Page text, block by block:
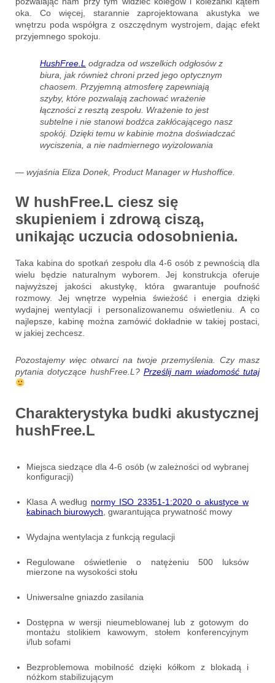
oka. Co więcej, starannie zaprojektowana akustyka we
wnętrzu poda współgra z oszczędnym wystrojem, dając efekt
przyjemnego spokoju.
HushFree.L odgradza od wszelkich odgłosów z
biura, jak również chroni przed jego optycznym
chaosem. Przyjemną atmosferę zapewniają
szyby, które pozwalają zachować wrażenie
łączności z resztą zespołu. Wrażenie to jest
subtelne i nie stanowi bodźca zakłócającego nasz
spokój. Dzięki temu w kabinie można doświadczać
wyciszenia, a nie nadmiernego wyizolowania
— wyjaśnia Eliza Donek, Product Manager w Hushoffice.
W hushFree.L ciesz się
skupieniem i zdrową ciszą,
unikając uczucia odosobnienia.
Taka kabina do spotkań zespołu dla 4-6 osób z pewnością dla
wielu będzie naturalnym wyborem. Jej konstrukcja oferuje
najwyższej jakości akustykę, która gwarantuje poufność
rozmowy. Jej wnętrze wypełnia świeżość i energia dzięki
wydajnej wentylacji i personalizowanemu oświetleniu. A co
najlepsze, kabinę można zamówić dokładnie w takiej postaci,
w jakiej zechcesz.
Pozostajemy więc otwarci na twoje przemyślenia. Czy masz
pytania dotyczące hushFree.L? Prześlij nam wiadomość tutaj
Charakterystyka budki akustycznej
hushFree.L
Miejsca siedzące dla 4-6 osób (w zależności od wybranej
konfiguracji)
Klasa A według normy ISO 23351-1:2020 o akustyce w
kabinach biurowych, gwarantująca prywatność mowy
Wydajna wentylacja z funkcją regulacji
Regulowane oświetlenie o natężeniu 500 luksów
mierzone na wysokości stołu
Uniwersalne gniazdo zasilania
Dostępna w wersji nieumeblowanej lub z gotowym do
montażu stolikiem kawowym, stołem konferencyjnym
i/lub sofami
Bezproblemowa mobilność dzięki kółkom z blokadą i
nóżkom stabilizującym